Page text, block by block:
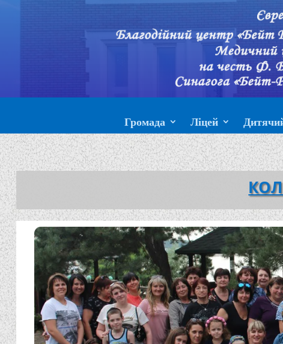
Громада Ліцей